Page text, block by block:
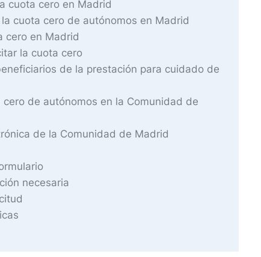
cuota cero en Madrid
cuota cero de autónomos en Madrid
cero en Madrid
la cuota cero
de la prestación para cuidado de
de autónomos en la Comunidad de
de la Comunidad de Madrid
necesaria